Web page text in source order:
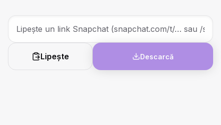
Lipește Descarcă